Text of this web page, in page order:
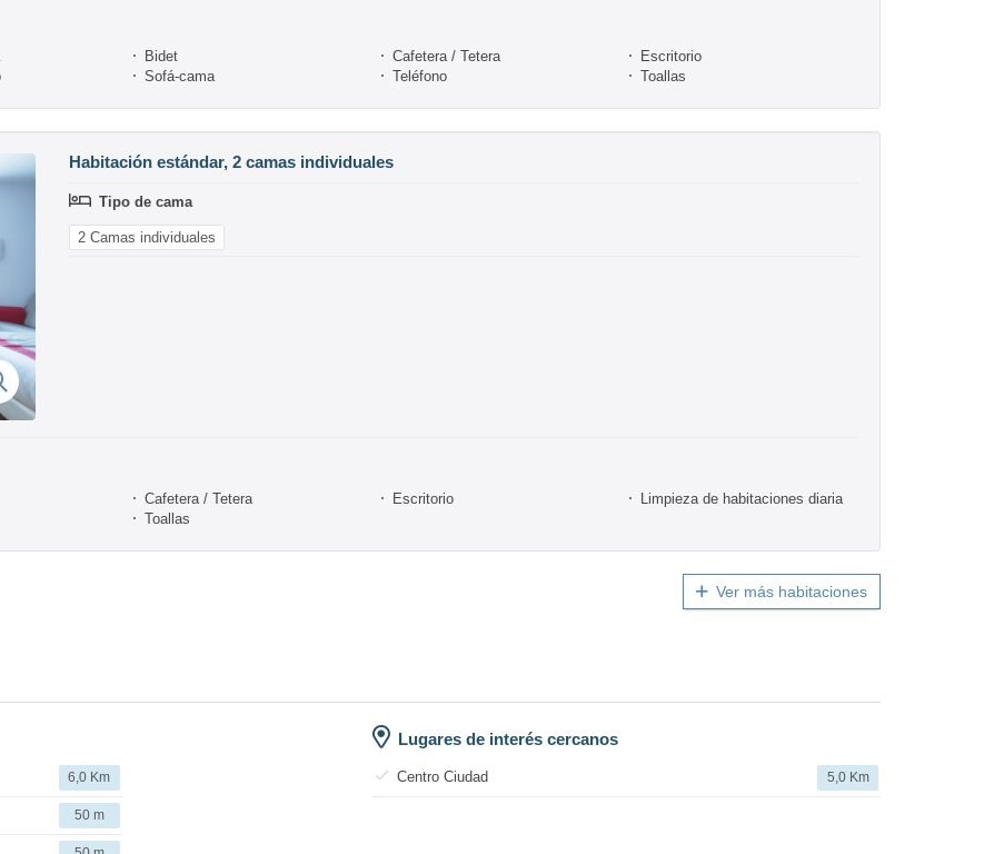
Bidet Cafetera / Tetera
Escritorio
Sofá-cama Teléfono Toallas
Habitación estándar, 2 camas individuales
Tipo de cama
2 Camas individuales
Cafetera / Tetera Escritorio
Limpieza de habitaciones diaria
Toallas
Ver más habitaciones
6,0 Km
50 m
Lugares de interés cercanos
Centro Ciudad 5,0 Km